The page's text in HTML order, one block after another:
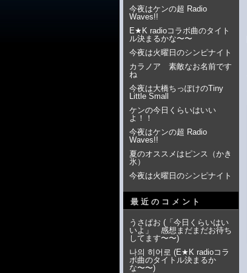
今夜はケンの超 Radio
Waves!!
E★K radioコラボ曲のタイト
ル決まるかな〜〜
今夜は火曜日のシンピナイト
カラノア 素敵なお名前です
ね
今夜は大橋ちっぽけのTiny
Little Small
ケンの今日くらいはいい
よ！！
今夜はケンの超 Radio
Waves!!
夏のオススメはピンス（かき
氷）
今夜は火曜日のシンピナイト
最近のコメント
うさぱお ( 「今日くらいはい
いよ」 感想まだまだお待ち
してます〜〜)
나의 히어로 (E★K radioコラ
ボ曲のタイトル決まるか
な〜〜)